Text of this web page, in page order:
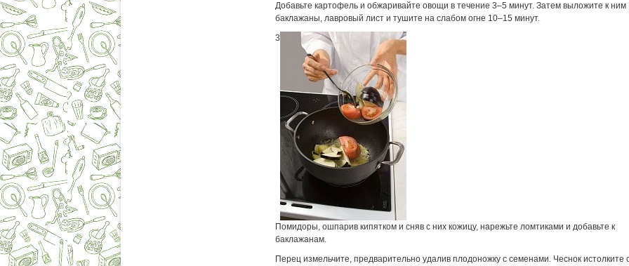
Добавьте картофель и обжаривайте овощи в течение 3–5 минут. Затем выложите к ним
баклажаны, лавровый лист и тушите на слабом огне 10–15 минут.
3
Помидоры, ошпарив кипятком и сняв с них кожицу, нарежьте ломтиками и добавьте к
баклажанам.
Перец измельчите, предварительно удалив плодоножку с семенами. Чеснок истолките